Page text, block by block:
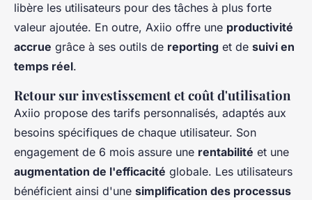
libère les utilisateurs pour des tâches à plus forte
valeur ajoutée. En outre, Axiio offre une productivité
accrue grâce à ses outils de reporting et de suivi en
temps réel.
Retour sur investissement et coût d'utilisation
Axiio propose des tarifs personnalisés, adaptés aux
besoins spécifiques de chaque utilisateur. Son
engagement de 6 mois assure une rentabilité et une
augmentation de l'efficacité globale. Les utilisateurs
bénéficient ainsi d'une simplification des processus